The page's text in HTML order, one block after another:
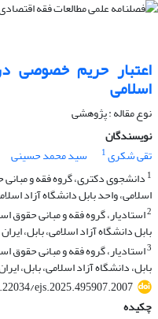
اعتبار حریم خصوصی
اسلامی
نوع مقاله : پژوهشی
نویسندگان
تقی شکری1 سید محمد حسینی
1 دانشجوی دکتری، گروه فقه و
اسلامی، واحد بابل دانشگاه آزاد
2استادیار، گروه فقه و مبانی حقوق
بابل دانشگاه آزاد اسلامی، بابل، ایران
3استادیار، گروه فقه و مبانی حقوق
بابل، دانشگاه آزاد اسلامی، بابل،
ejs.2025.495907.2007
چکیده